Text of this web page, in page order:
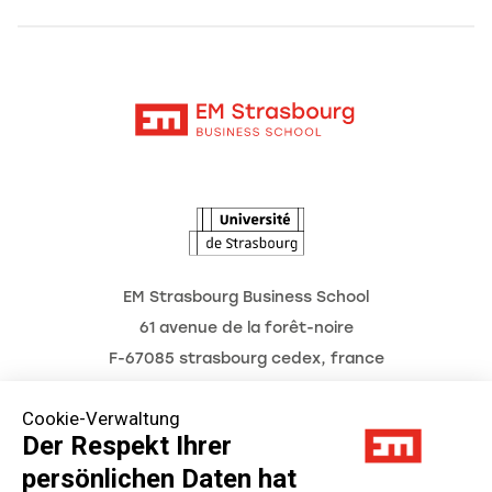
Cookie-Verwaltung
Der Respekt Ihrer
persönlichen Daten hat
EM Strasbourg Business School
61 avenue de la forêt-noire
F-67085 strasbourg cedex, france